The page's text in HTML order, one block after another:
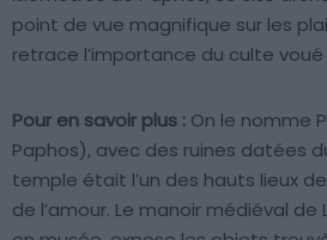
point de vue magnifique sur les
retrace l’importance du culte
Pour en savoir plus : On le nomme
Paphos), avec des ruines datées
temple était l’un des hauts lieux
de l’amour. Le manoir médiéval